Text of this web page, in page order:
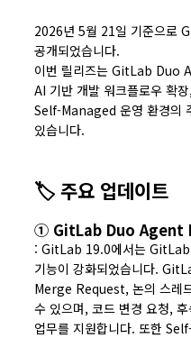
2026년 5월 21일 기준으로
공개되었습니다.
이번 릴리즈는 GitLab Duo
AI 기반 개발 워크플로우 확
Self-Managed 운영 환경의
있습니다.
🏷️ 주요 업데이트
① GitLab Duo Agent
: GitLab 19.0에서는
기능이 강화되었습니다.
Merge Request, 논의 스레
수 있으며, 코드 변경 요청,
업무를 지원합니다. 또한